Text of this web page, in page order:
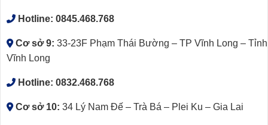
Hotline: 0845.468.768
Cơ sở 9: 33-23F Phạm Thái Bường – TP Vĩnh Long – Tỉnh
Vĩnh Long
Hotline: 0832.468.768
Cơ sở 10: 34 Lý Nam Đế – Trà Bá – Plei Ku – Gia Lai